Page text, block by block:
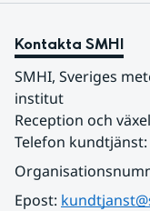
Kontakta SMHI
SMHI, Sveriges
institut
Reception och
Telefon kundtjänst:
Epost: